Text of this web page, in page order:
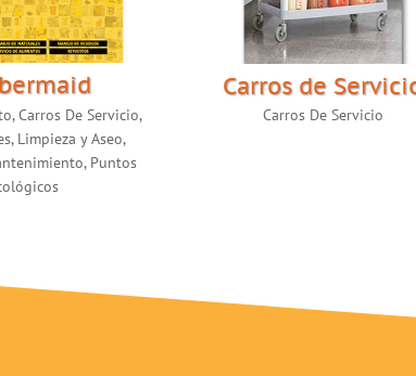
,Carros De Servicio,
, Limpieza y Aseo,
, Puntos
Carros de
Carros De Servicio